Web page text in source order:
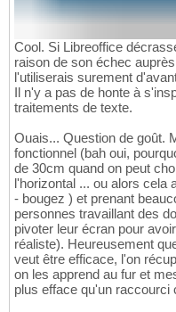
Cool. Si Libreoffice
raison de son échec
l'utiliserais surement
Il n'y a pas de honte à
traitements de texte.
Ouais... Question de goût.
fonctionnel (bah oui,
de 30cm quand on peut
l'horizontal ... ou alors cela
- bougez ) et prenant
personnes travaillant des
pivoter leur écran pour
réaliste). Heureusement
veut être efficace, l'on
on les apprend au fur et
plus efface qu'un raccourci